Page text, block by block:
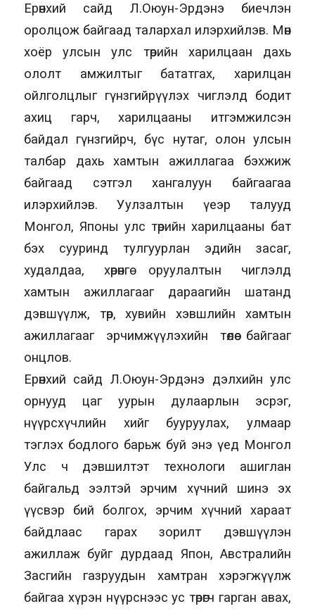
Ерөнхий сайд Л.Оюун-Эрдэнэ биечлэн
оролцож байгаад талархал илэрхийлэв. Мөн
хоёр улсын улс төрийн харилцаан дахь
ололт амжилтыг бататгах, харилцан
ойлголцлыг гүнзгийрүүлэх чиглэлд бодит
ахиц гарч, харилцааны итгэмжилсэн
байдал гүнзгийрч, бүс нутаг, олон улсын
талбар дахь хамтын ажиллагаа бэхжиж
байгаад сэтгэл хангалуун байгаагаа
илэрхийлэв. Уулзалтын үеэр талууд
Монгол, Японы улс төрийн харилцааны бат
бэх сууринд тулгуурлан эдийн засаг,
худалдаа, хөрөнгө оруулалтын чиглэлд
хамтын ажиллагааг дараагийн шатанд
дэвшүүлж, төр, хувийн хэвшлийн хамтын
ажиллагааг эрчимжүүлэхийн төлөө байгааг
онцлов.
Ерөнхий сайд Л.Оюун-Эрдэнэ дэлхийн улс
орнууд цаг уурын дулаарлын эсрэг,
нүүрсхүчлийн хийг бууруулах, улмаар
тэглэх бодлого барьж буй энэ үед Монгол
Улс ч дэвшилтэт технологи ашиглан
байгальд ээлтэй эрчим хүчний шинэ эх
үүсвэр бий болгох, эрчим хүчний хараат
байдлаас гарах зорилт дэвшүүлэн
ажиллаж буйг дурдаад Япон, Австралийн
Засгийн газруудын хамтран хэрэгжүүлж
байгаа хүрэн нүүрснээс ус төрөгч гарган авах,